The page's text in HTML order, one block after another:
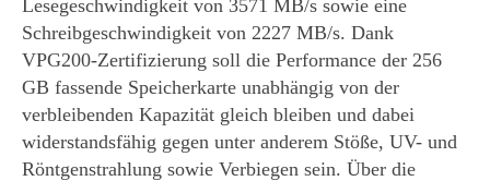
Lesegeschwindigkeit von 3571 MB/s sowie eine
Schreibgeschwindigkeit von 2227 MB/s. Dank
VPG200-Zertifizierung soll die Performance der 256
GB fassende Speicherkarte unabhängig von der
verbleibenden Kapazität gleich bleiben und dabei
widerstandsfähig gegen unter anderem Stöße, UV- und
Röntgenstrahlung sowie Verbiegen sein. Über die